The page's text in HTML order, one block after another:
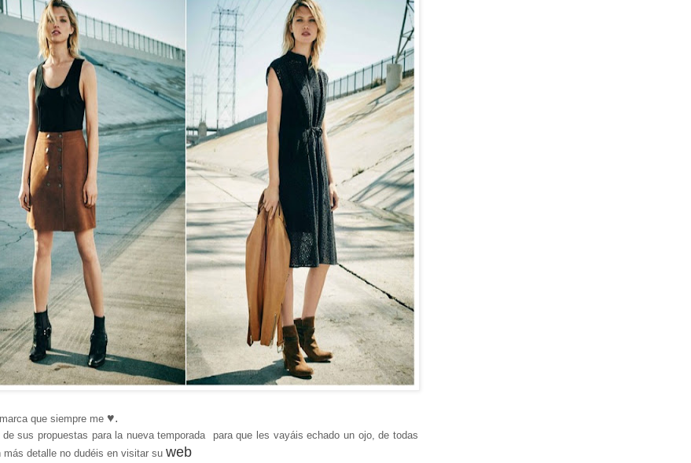
que siempre me ♥.
sus propuestas para la nueva temporada para que les vayáis echado un ojo, de todas
más detalle no dudéis en visitar su web